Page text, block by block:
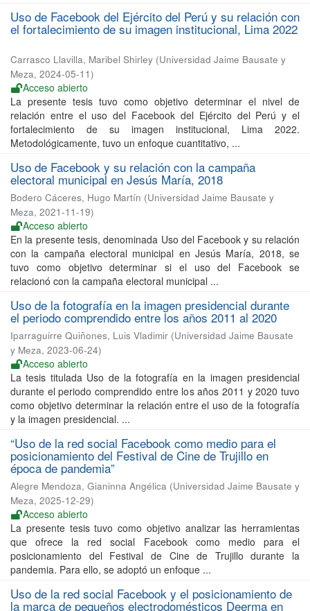
Uso de Facebook del Ejército del Perú y su relación con
el fortalecimiento de su imagen institucional, Lima 2022
Carrasco Llavilla, Maribel Shirley (Universidad Jaime Bausate y
Meza, 2024-05-11)
Acceso abierto
La presente tesis tuvo como objetivo determinar el nivel de
relación entre el uso del Facebook del Ejército del Perú y el
fortalecimiento de su imagen institucional, Lima 2022.
Metodológicamente, tuvo un enfoque cuantitativo, ...
Uso de Facebook y su relación con la campaña
electoral municipal en Jesús María, 2018
Bodero Cáceres, Hugo Martín (Universidad Jaime Bausate y
Meza, 2021-11-19)
Acceso abierto
En la presente tesis, denominada Uso del Facebook y su relación
con la campaña electoral municipal en Jesús María, 2018, se
tuvo como objetivo determinar si el uso del Facebook se
relacionó con la campaña electoral municipal ...
Uso de la fotografía en la imagen presidencial durante
el periodo comprendido entre los años 2011 al 2020
Iparraguirre Quiñones, Luis Vladimir (Universidad Jaime Bausate
y Meza, 2023-06-24)
Acceso abierto
La tesis titulada Uso de la fotografía en la imagen presidencial
durante el periodo comprendido entre los años 2011 y 2020 tuvo
como objetivo determinar la relación entre el uso de la fotografía
y la imagen presidencial. ...
“Uso de la red social Facebook como medio para el
posicionamiento del Festival de Cine de Trujillo en
época de pandemia”
Alegre Mendoza, Gianinna Angélica (Universidad Jaime Bausate y
Meza, 2025-12-29)
Acceso abierto
La presente tesis tuvo como objetivo analizar las herramientas
que ofrece la red social Facebook como medio para el
posicionamiento del Festival de Cine de Trujillo durante la
pandemia. Para ello, se adoptó un enfoque ...
Uso de la red social Facebook y el posicionamiento de
la marca de pequeños electrodomésticos Deerma en